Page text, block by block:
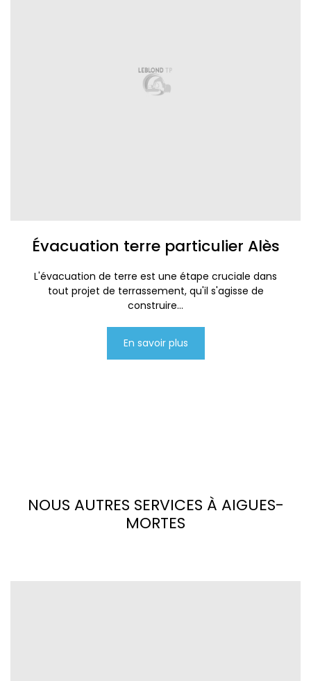
Évacuation terre particulier Alès
L'évacuation de terre est une étape cruciale dans
tout projet de terrassement, qu'il s'agisse de
construire...
En savoir plus
NOUS AUTRES SERVICES À AIGUES-
MORTES